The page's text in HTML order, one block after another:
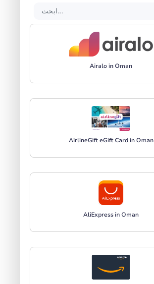
Airalo in Oman
AirlineGift eGift Card in Oman
AliExpress in Oman